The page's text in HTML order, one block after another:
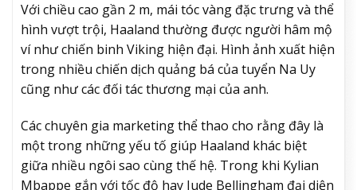
Với chiều cao gần 2 m, mái tóc vàng đặc trưng và thể
hình vượt trội, Haaland thường được người hâm mộ
ví như chiến binh Viking hiện đại. Hình ảnh xuất hiện
trong nhiều chiến dịch quảng bá của tuyển Na Uy
cũng như các đối tác thương mại của anh.
Các chuyên gia marketing thể thao cho rằng đây là
một trong những yếu tố giúp Haaland khác biệt
giữa nhiều ngôi sao cùng thế hệ. Trong khi Kylian
Mbappe gắn với tốc độ hay Jude Bellingham đại diện